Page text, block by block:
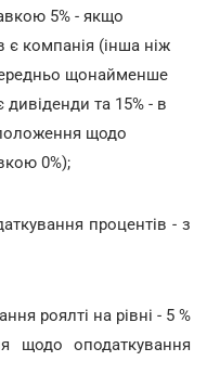
5% - якщо
компанія (інша ніж
щонайменше
дивіденди та 15% - в
щодо
0%);
процентів - з
роялті на рівні - 5 %
щодо оподаткування